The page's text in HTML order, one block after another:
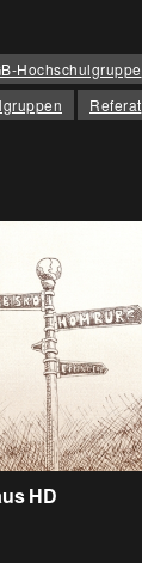
Hochschulgruppe
Referat
HD